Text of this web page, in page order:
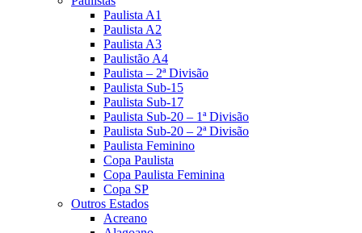
Paulista A1
Paulista A2
Paulista A3
Paulistão A4
Paulista – 2ª Divisão
Paulista Sub-15
Paulista Sub-17
Paulista Sub-20 – 1ª Divisão
Paulista Sub-20 – 2ª Divisão
Paulista Feminino
Copa Paulista
Copa Paulista Feminina
Copa SP
Outros Estados
Acreano